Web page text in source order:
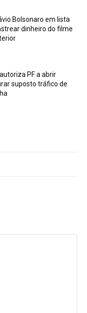
Bolsonaro em lista
dinheiro do filme
PF a abrir
suposto tráfico de